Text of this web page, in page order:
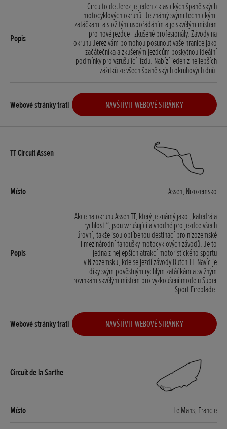
Circuito de Jerez je jeden z klasických španělských
motocyklových okruhů. Je známý svými technickými
zatáčkami a složitým uspořádáním a je skvělým místem
pro nové jezdce i zkušené profesionály. Závody na
okruhu Jerez vám pomohou posunout vaše hranice jako
začátečníka a zkušeným jezdcům poskytnou ideální
podmínky pro vzrušující jízdu. Nabízí jeden z nejlepších
zážitků ze všech španělských okruhových dnů.
NAVŠTÍVIT WEBOVÉ STRÁNKY
Assen, Nizozemsko
Akce na okruhu Assen TT, který je známý jako „katedrála
rychlosti“, jsou vzrušující a vhodné pro jezdce všech
úrovní, takže jsou oblíbenou destinací pro nizozemské
i mezinárodní fanoušky motocyklových závodů. Je to
jedna z nejlepších atrakcí motoristického sportu
v Nizozemsku, kde se jezdí závody Dutch TT. Navíc je
díky svým pověstným rychlým zatáčkám a svižným
rovinkám skvělým místem pro vyzkoušení modelu Super
Sport Fireblade.
NAVŠTÍVIT WEBOVÉ STRÁNKY
Le Mans, Francie